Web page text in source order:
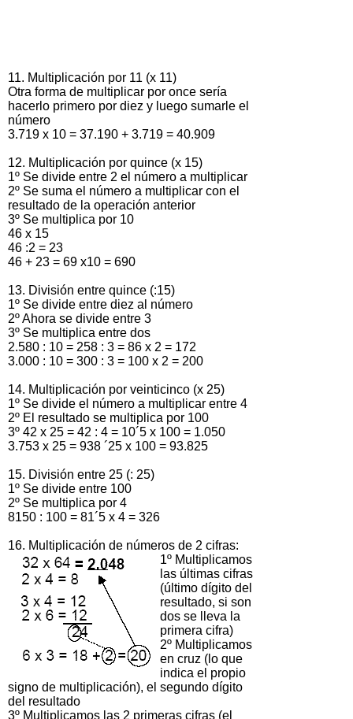
11. Multiplicación por 11 (x 11)
Otra forma de multiplicar por once sería
hacerlo primero por diez y luego sumarle el
número
3.719 x 10 = 37.190 + 3.719 = 40.909
12. Multiplicación por quince (x 15)
1º Se divide entre 2 el número a multiplicar
2º Se suma el número a multiplicar con el
resultado de la operación anterior
3º Se multiplica por 10
46 x 15
46 :2 = 23
46 + 23 = 69 x10 = 690
13. División entre quince (:15)
1º Se divide entre diez al número
2º Ahora se divide entre 3
3º Se multiplica entre dos
2.580 : 10 = 258 : 3 = 86 x 2 = 172
3.000 : 10 = 300 : 3 = 100 x 2 = 200
14. Multiplicación por veinticinco (x 25)
1º Se divide el número a multiplicar entre 4
2º El resultado se multiplica por 100
3º 42 x 25 = 42 : 4 = 10´5 x 100 = 1.050
3.753 x 25 = 938 ´25 x 100 = 93.825
15. División entre 25 (: 25)
1º Se divide entre 100
2º Se multiplica por 4
8150 : 100 = 81´5 x 4 = 326
16. Multiplicación de números de 2 cifras:
1º Multiplicamos
las últimas cifras
(último dígito del
resultado, si son
dos se lleva la
primera cifra)
2º Multiplicamos
en cruz (lo que
indica el propio
signo de multiplicación), el segundo dígito
del resultado
3º Multiplicamos las 2 primeras cifras (el